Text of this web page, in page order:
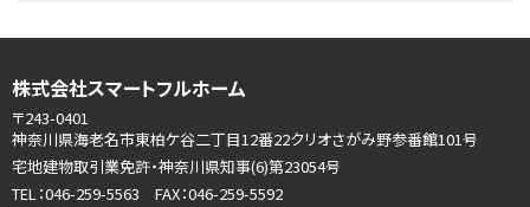
海老名駅
バ18分 歩6分
開放感のある角地区画。車３台並列駐車可能です。 …
株式会社スマートフルホーム
〒243-0401
神奈川県海老名市東柏ケ谷二丁目12番22クリオさがみ野参番館101号
宅地建物取引業免許・神奈川県知事(6)第23054号
TEL：046-259-5563 FAX：046-259-5592